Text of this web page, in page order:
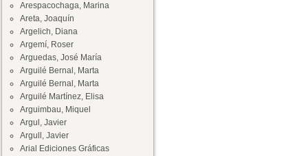
Arespacochaga, Marina
Areta, Joaquín
Argelich, Diana
Argemí, Roser
Arguedas, José María
Arguilé Bernal, Marta
Arguilé Bernal, Marta
Arguilé Martínez, Elisa
Arguimbau, Miquel
Argul, Javier
Argull, Javier
Arial Ediciones Gráficas